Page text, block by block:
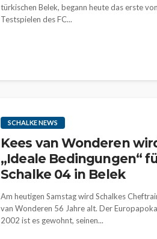
türkischen Belek, begann heute das erste
Testspielen des FC...
SCHALKE NEWS
Kees van Wonderen
„Ideale Bedingungen“
Schalke 04 in Belek
Am heutigen Samstag wird Schalkes
van Wonderen 56 Jahre alt. Der
2002 ist es gewohnt, seinen...